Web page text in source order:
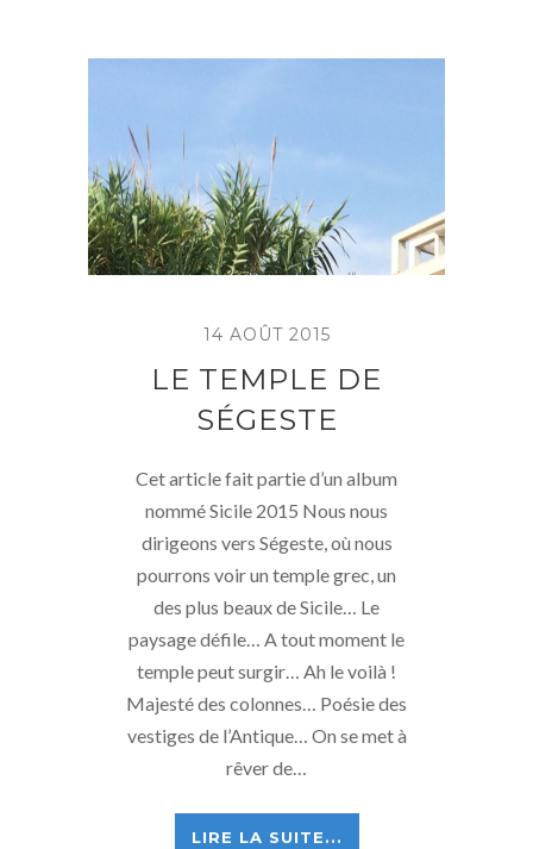
14 AOÛT 2015
LE TEMPLE DE
SÉGESTE
Cet article fait partie d’un album
nommé Sicile 2015 Nous nous
dirigeons vers Ségeste, où nous
pourrons voir un temple grec, un
des plus beaux de Sicile… Le
paysage défile… A tout moment le
temple peut surgir… Ah le voilà !
Majesté des colonnes… Poésie des
vestiges de l’Antique… On se met à
rêver de…
LIRE LA SUITE...